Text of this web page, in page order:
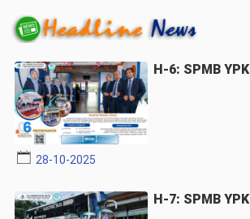
28-10-2025
H-6: SPMB YPK
H-7: SPMB YPK